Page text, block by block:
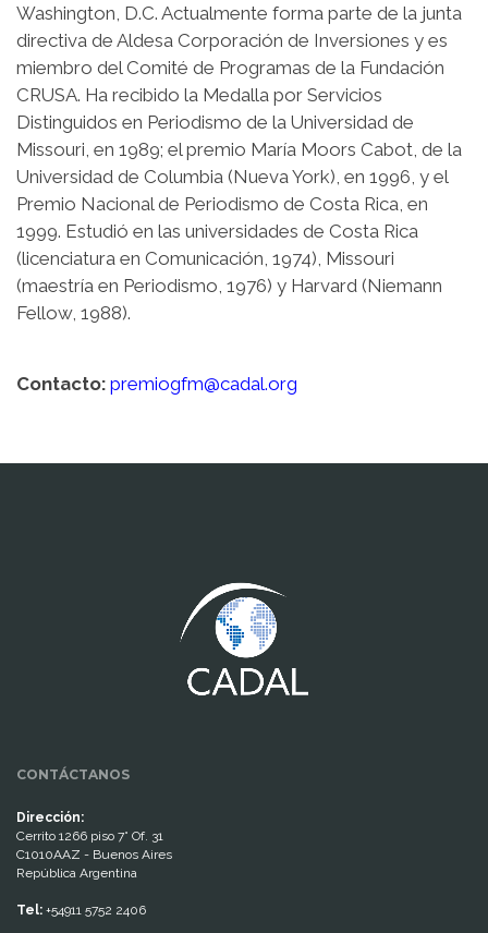
Washington, D.C. Actualmente forma parte de la junta
directiva de Aldesa Corporación de Inversiones y es
miembro del Comité de Programas de la Fundación
CRUSA. Ha recibido la Medalla por Servicios
Distinguidos en Periodismo de la Universidad de
Missouri, en 1989; el premio María Moors Cabot, de la
Universidad de Columbia (Nueva York), en 1996, y el
Premio Nacional de Periodismo de Costa Rica, en
1999. Estudió en las universidades de Costa Rica
(licenciatura en Comunicación, 1974), Missouri
(maestría en Periodismo, 1976) y Harvard (Niemann
Fellow, 1988).
Contacto: premiogfm@cadal.org
CONTÁCTANOS
Dirección:
Cerrito 1266 piso 7° Of. 31
C1010AAZ - Buenos Aires
República Argentina
Tel: +54911 5752 2406